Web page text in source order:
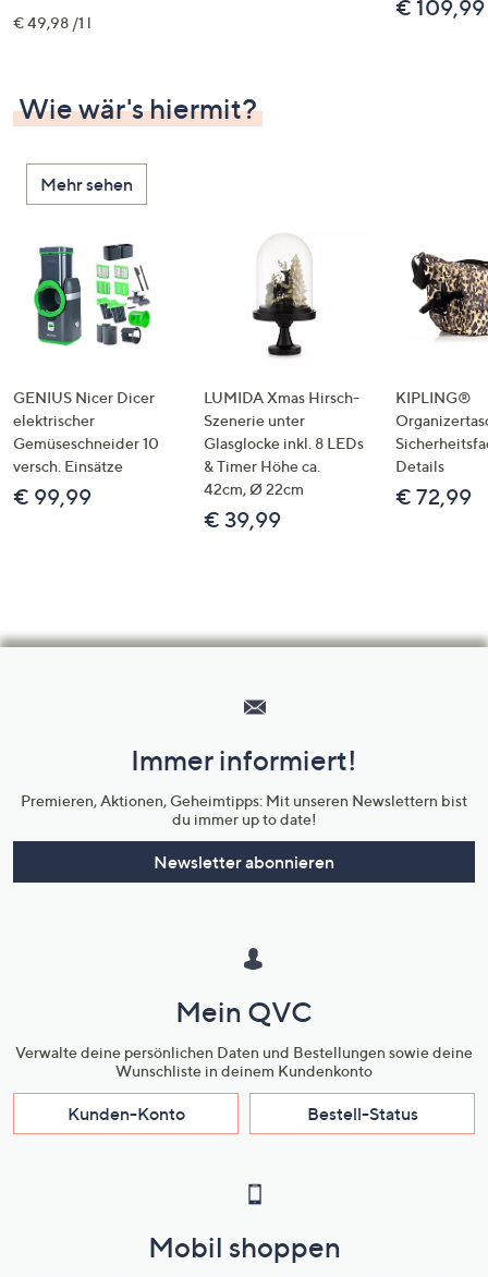
€ 49,98 /1 l
€ 109,99
Wie wär's hiermit?
Mehr sehen
GENIUS Nicer Dicer
elektrischer
Gemüseschneider 10
versch. Einsätze
€ 99,99
LUMIDA Xmas Hirsch-
Szenerie unter
Glasglocke inkl. 8 LEDs
& Timer Höhe ca.
42cm, Ø 22cm
€ 39,99
KIPLING®
Details
€ 72,99
Unternehmensinformationen
Immer informiert!
Premieren, Aktionen, Geheimtipps: Mit unseren Newslettern bist
du immer up to date!
Newsletter abonnieren
Mein QVC
Verwalte deine persönlichen Daten und Bestellungen sowie deine
Wunschliste in deinem Kundenkonto
Kunden-Konto Bestell-Status
Mobil shoppen